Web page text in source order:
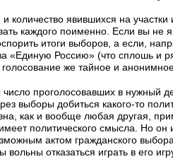
количество явившихся на участки
каждого поименно. Если вы не
итоги выборов, а если,
«Единую Россию» (что сплошь и
же тайное и
проголосовавших в нужный
выборы добиться какого-то
как и вообще любая другая,
политического смысла. Но он
актом гражданского
отказаться играть в его